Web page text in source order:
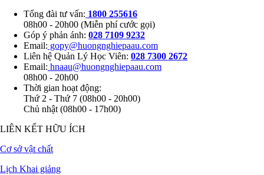
Tổng đài tư vấn: 1800 255616
08h00 - 20h00 (Miễn phí cước gọi)
Góp ý phản ánh: 028 7109 9232
Email: gopy@huongnghiepaau.com
Liên hệ Quản Lý Học Viên: 028 7300 2672
Email: hnaau@huongnghiepaau.com
08h00 - 20h00
Thời gian hoạt động:
Thứ 2 - Thứ 7 (08h00 - 20h00)
Chủ nhật (08h00 - 17h00)
LIÊN KẾT HỮU ÍCH
Cơ sở vật chất
Lịch Khai giảng